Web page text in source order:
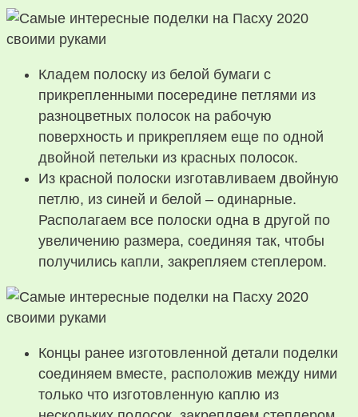
Кладем полоску из белой бумаги с
прикрепленными посередине петлями из
разноцветных полосок на рабочую
поверхность и прикрепляем еще по одной
двойной петельки из красных полосок.
Из красной полоски изготавливаем двойную
петлю, из синей и белой – одинарные.
Располагаем все полоски одна в другой по
увеличению размера, соединяя так, чтобы
получились капли, закрепляем степлером.
Концы ранее изготовленной детали поделки
соединяем вместе, расположив между ними
только что изготовленную каплю из